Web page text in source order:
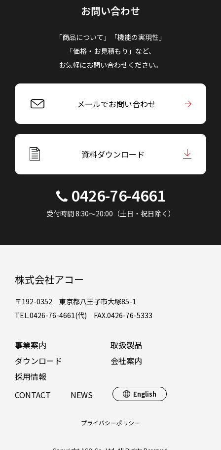
お問い合わせ
「商品について」「機能の実現性」
「価格・お見積もり」など、
お気軽にお問い合わせください。
メールでお問い合わせ
資料ダウンロード
0426-76-4661
受付時間 8:30～20:00（土日・祝日除く）
株式会社アコー
〒192-0352 東京都八王子市大塚85-1
TEL.0426-76-4661(代) FAX.0426-76-5333
事業案内
取扱製品
ダウンロード
会社案内
採用情報
CONTACT
NEWS English
プライバシーポリシー